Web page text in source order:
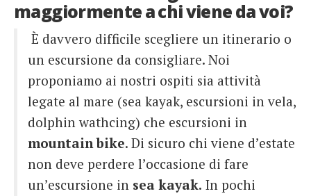
maggiormente a chi viene da voi?
È davvero difficile scegliere un itinerario o
un escursione da consigliare. Noi
proponiamo ai nostri ospiti sia attività
legate al mare (sea kayak, escursioni in vela,
dolphin wathcing) che escursioni in
mountain bike. Di sicuro chi viene d’estate
non deve perdere l’occasione di fare
un’escursione in sea kayak. In pochi